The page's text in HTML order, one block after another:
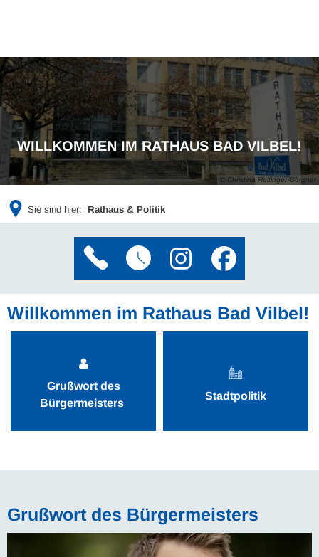
© Christina Reitinger-Görgner
WILLKOMMEN IM RATHAUS BAD VILBEL!
Sie sind hier: Rathaus & Politik
Willkommen im Rathaus Bad Vilbel!
Grußwort des
Bürgermeisters
Stadtpolitik
Grußwort des Bürgermeisters